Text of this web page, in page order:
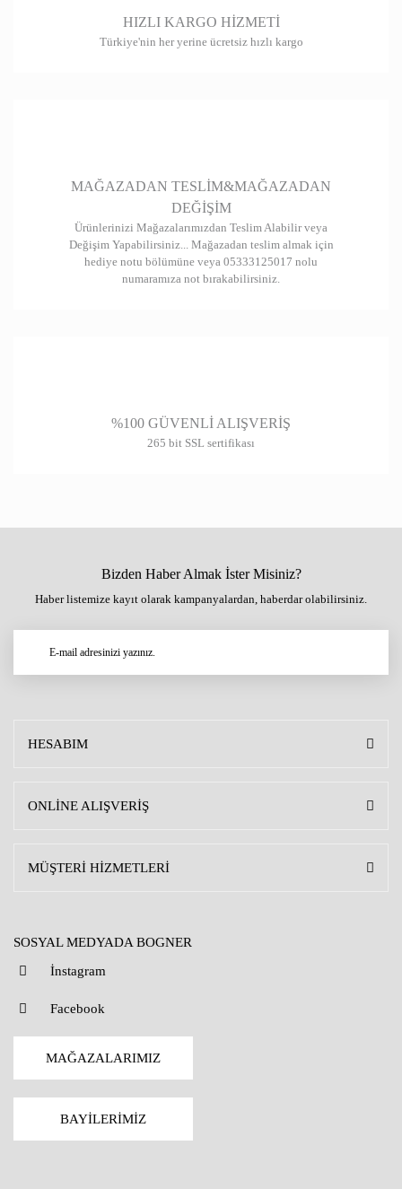
Ürün fiyatı diğer sitelerden daha pahalı.
Gönder
HIZLI KARGO HİZMETİ
Türkiye'nin her yerine ücretsiz hızlı kargo
MAĞAZADAN TESLİM&MAĞAZADAN
DEĞİŞİM
Ürünlerinizi Mağazalarımızdan Teslim Alabilir veya
Değişim Yapabilirsiniz... Mağazadan teslim almak için
hediye notu bölümüne veya 05333125017 nolu
numaramıza not bırakabilirsiniz.
%100 GÜVENLİ ALIŞVERİŞ
265 bit SSL sertifikası
Bizden Haber Almak İster Misiniz?
Haber listemize kayıt olarak kampanyalardan, haberdar olabilirsiniz.
HESABIM
ONLİNE ALIŞVERİŞ
MÜŞTERİ HİZMETLERİ
SOSYAL MEDYADA BOGNER
İnstagram
Facebook
MAĞAZALARIMIZ
BAYİLERİMİZ